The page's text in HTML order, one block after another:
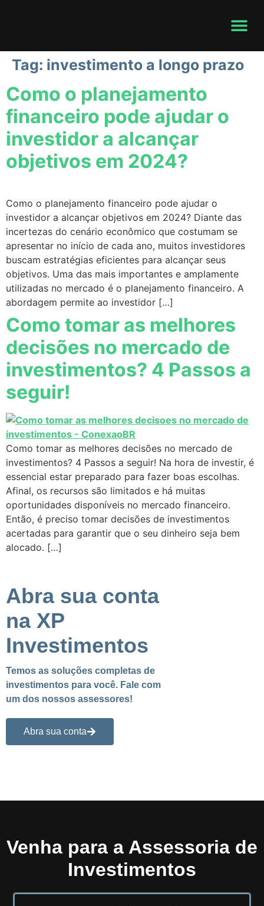
Tag: investimento a longo prazo
Como o planejamento
financeiro pode ajudar o
investidor a alcançar
objetivos em 2024?
Como o planejamento financeiro pode ajudar o
investidor a alcançar objetivos em 2024? Diante das
incertezas do cenário econômico que costumam se
apresentar no início de cada ano, muitos investidores
buscam estratégias eficientes para alcançar seus
objetivos. Uma das mais importantes e amplamente
utilizadas no mercado é o planejamento financeiro. A
abordagem permite ao investidor […]
Como tomar as melhores
decisões no mercado de
investimentos? 4 Passos a
seguir!
Como tomar as melhores decisões no mercado de
investimentos? 4 Passos a seguir! Na hora de investir, é
essencial estar preparado para fazer boas escolhas.
Afinal, os recursos são limitados e há muitas
oportunidades disponíveis no mercado financeiro.
Então, é preciso tomar decisões de investimentos
acertadas para garantir que o seu dinheiro seja bem
alocado. […]
Abra sua conta
na XP
Investimentos
Temos as soluções completas de
investimentos para você. Fale com
um dos nossos assessores!
Abra sua conta
Venha para a Assessoria de
Investimentos